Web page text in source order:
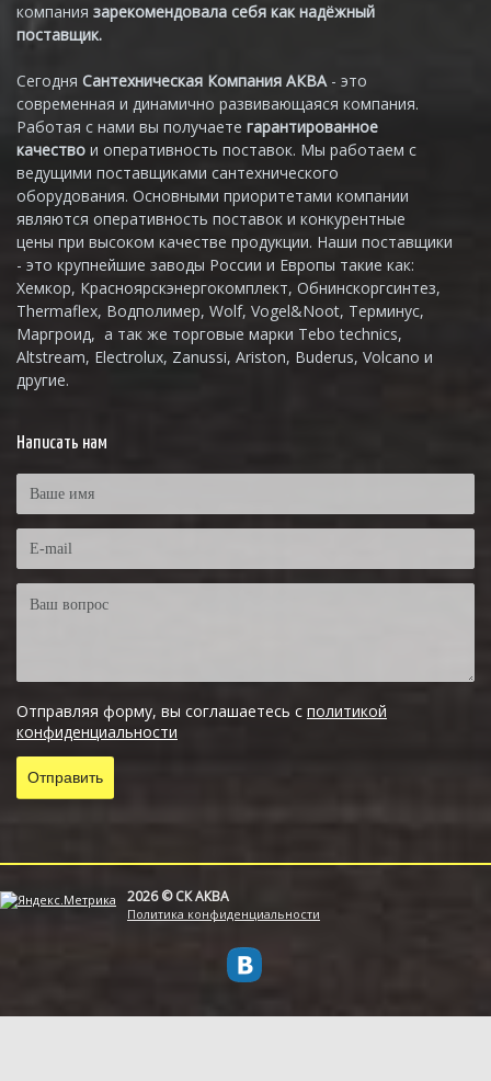
компания зарекомендовала себя как надёжный
поставщик.
Сегодня Сантехническая Компания АКВА - это
современная и динамично развивающаяся компания.
Работая с нами вы получаете гарантированное
качество и оперативность поставок. Мы работаем с
ведущими поставщиками сантехнического
оборудования. Основными приоритетами компании
являются оперативность поставок и конкурентные
цены при высоком качестве продукции. Наши поставщики
- это крупнейшие заводы России и Европы такие как:
Хемкор, Красноярскэнергокомплект, Обнинскоргсинтез,
Thermaflex, Водполимер, Wolf, Vogel&Noot, Терминус,
Маргроид, а так же торговые марки Tebo technics,
Altstream, Electrolux, Zanussi, Ariston, Buderus, Volcano и
другие.
Написать нам
Отправляя форму, вы соглашаетесь с политикой
конфиденциальности
2026 © СК АКВА
Политика конфиденциальности